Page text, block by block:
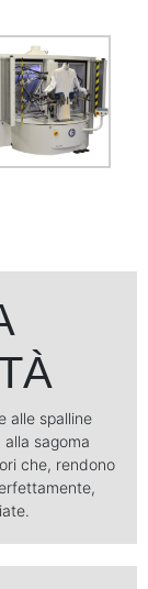
alle spalline
sagoma
che, rendono